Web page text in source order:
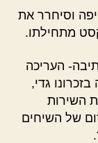
וסיחרר את
מתחילתו.
העריכה
גדי,
השירות
של השיחים